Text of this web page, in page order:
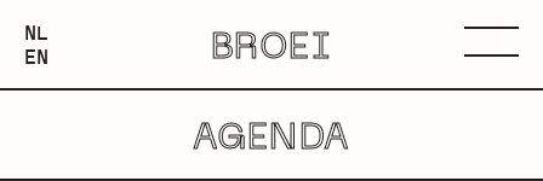
NEDERLANDS
NL
ENGLISH
EN BROEI
AGENDA